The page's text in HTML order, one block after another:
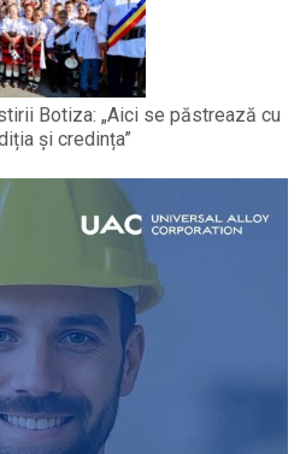
Botiza: „Aici se păstrează cu
și credința”